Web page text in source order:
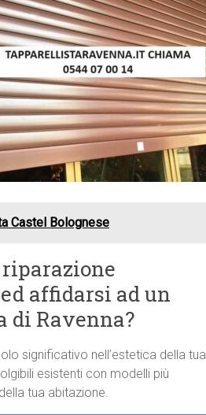
Castel Bolognese
affidarsi ad un
di Ravenna?
significativo nell’estetica della tua
esistenti con modelli più
tua abitazione.